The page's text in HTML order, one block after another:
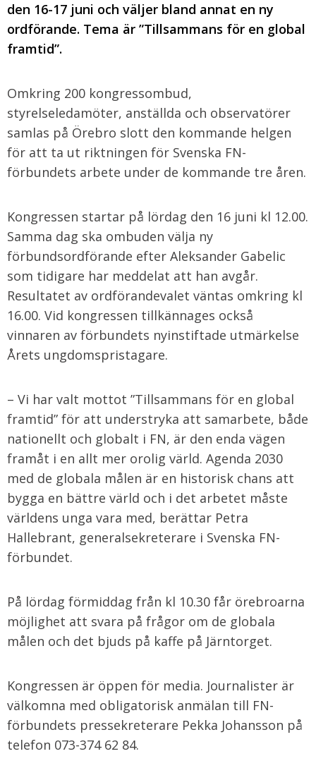
den 16-17 juni och väljer bland annat en ny
ordförande. Tema är ”Tillsammans för en global
framtid”.
Omkring 200 kongressombud,
styrelseledamöter, anställda och observatörer
samlas på Örebro slott den kommande helgen
för att ta ut riktningen för Svenska FN-
förbundets arbete under de kommande tre åren.
Kongressen startar på lördag den 16 juni kl 12.00.
Samma dag ska ombuden välja ny
förbundsordförande efter Aleksander Gabelic
som tidigare har meddelat att han avgår.
Resultatet av ordförandevalet väntas omkring kl
16.00. Vid kongressen tillkännages också
vinnaren av förbundets nyinstiftade utmärkelse
Årets ungdomspristagare.
– Vi har valt mottot ”Tillsammans för en global
framtid” för att understryka att samarbete, både
nationellt och globalt i FN, är den enda vägen
framåt i en allt mer orolig värld. Agenda 2030
med de globala målen är en historisk chans att
bygga en bättre värld och i det arbetet måste
världens unga vara med, berättar Petra
Hallebrant, generalsekreterare i Svenska FN-
förbundet.
På lördag förmiddag från kl 10.30 får örebroarna
möjlighet att svara på frågor om de globala
målen och det bjuds på kaffe på Järntorget.
Kongressen är öppen för media. Journalister är
välkomna med obligatorisk anmälan till FN-
förbundets pressekreterare Pekka Johansson på
telefon 073-374 62 84.